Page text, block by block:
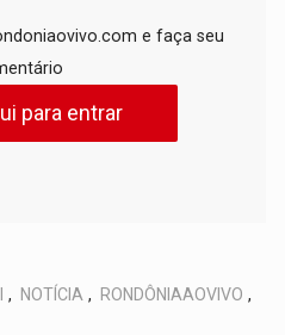
e faça seu
para entrar
, NOTÍCIA , RONDÔNIAAOVIVO ,